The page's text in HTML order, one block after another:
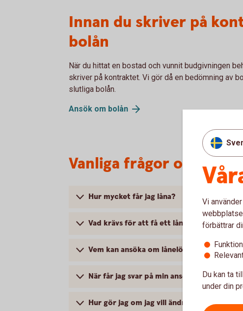
Innan du skriver på
bolån
När du hittat en bostad och vunnit budgivningen
skriver på kontraktet. Vi gör då en bedömning av
slutliga bolån.
Ansök om bolån
Vanliga frågor om
Hur mycket får jag låna?
Vad krävs för att få ett lånelöfte?
Vem kan ansöka om lånelöfte?
När får jag svar på min ansökan om
Hur gör jag om jag vill ändra mitt
Vi
förbättrar
Du kan ta
under din